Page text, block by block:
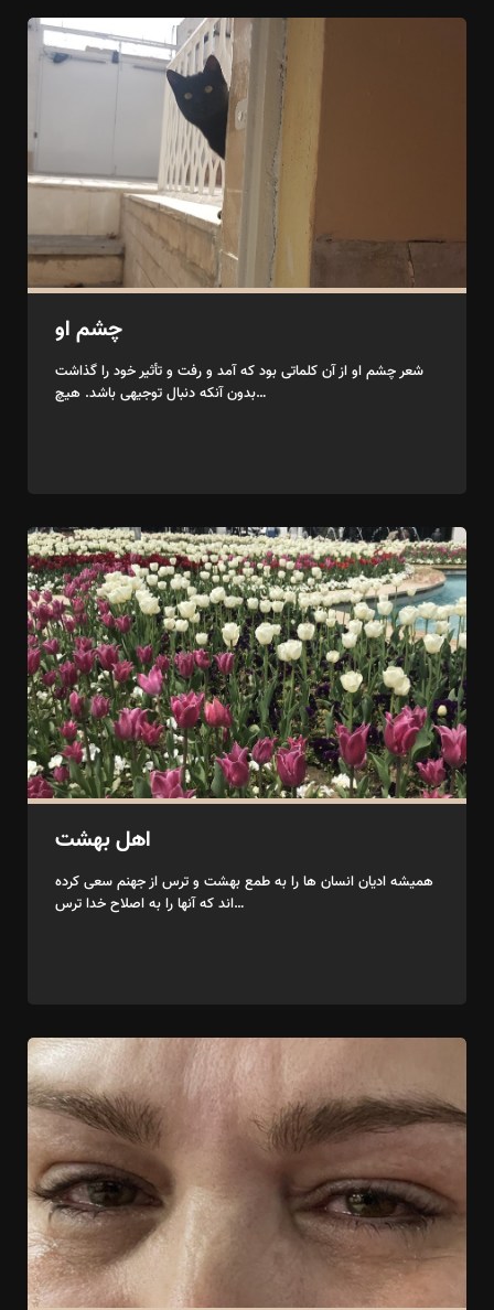
چشم او
شعر چشم او از آن کلماتی بود که آمد و رفت و تأثیر خود را گذاشت
بدون آنکه دنبال توجیهی باشد. هیچ…
اهل بهشت
همیشه ادیان انسان ها را به طمع بهشت و ترس از جهنم سعی کرده
اند که آنها را به اصلاح خدا ترس…